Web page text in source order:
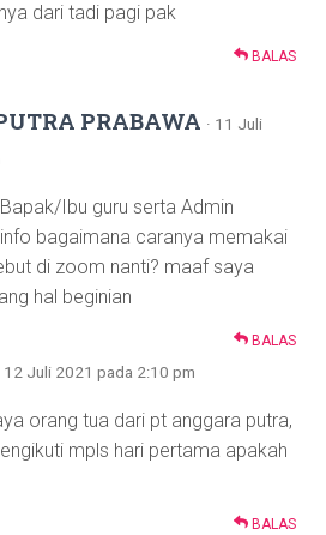
dari tadi pagi pak
BALAS
PRABAWA · 11 Juli
Ibu guru serta Admin
bagaimana caranya memakai
di zoom nanti? maaf saya
hal beginian
BALAS
12 Juli 2021 pada 2:10 pm
orang tua dari pt anggara putra,
mpls hari pertama apakah
BALAS